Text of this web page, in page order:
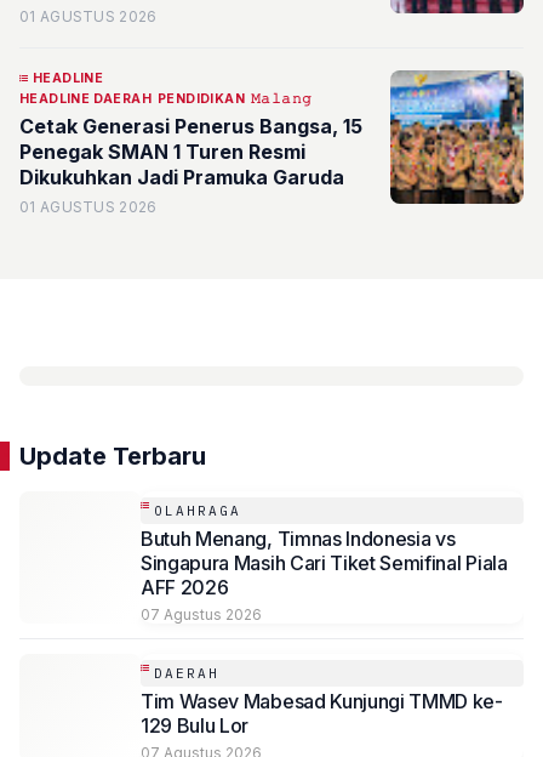
01 AGUSTUS 2026
HEADLINE
HEADLINE DAERAH PENDIDIKAN 𝙼𝚊𝚕𝚊𝚗𝚐
Cetak Generasi Penerus Bangsa, 15
Penegak SMAN 1 Turen Resmi
Dikukuhkan Jadi Pramuka Garuda
01 AGUSTUS 2026
Update Terbaru
OLAHRAGA
Butuh Menang, Timnas Indonesia vs
Singapura Masih Cari Tiket Semifinal Piala
AFF 2026
07 Agustus 2026
DAERAH
Tim Wasev Mabesad Kunjungi TMMD ke-
129 Bulu Lor
07 Agustus 2026